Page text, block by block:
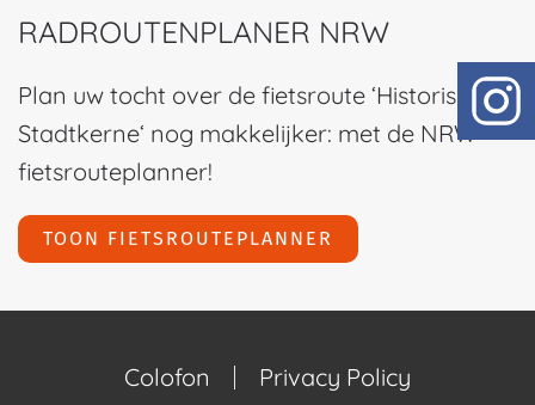
RADROUTENPLANER NRW
Plan uw tocht over de fietsroute ‘Historische
Stadtkerne‘ nog makkelijker: met de NRW-
fietsrouteplanner!
TOON FIETSROUTEPLANNER
Colofon Privacy Policy